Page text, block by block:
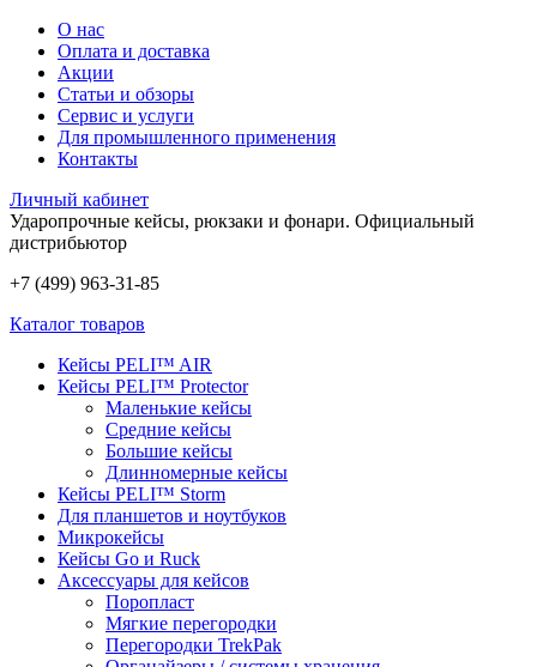
О нас
Оплата и доставка
Акции
Статьи и обзоры
Сервис и услуги
Для промышленного применения
Контакты
Личный кабинет
Ударопрочные кейсы, рюкзаки и фонари. Официальный
дистрибьютор
+7 (499) 963-31-85
Каталог товаров
Кейсы PELI™ AIR
Кейсы PELI™ Protector
Маленькие кейсы
Средние кейсы
Большие кейсы
Длинномерные кейсы
Кейсы PELI™ Storm
Для планшетов и ноутбуков
Микрокейсы
Кейсы Go и Ruck
Аксессуары для кейсов
Поропласт
Мягкие перегородки
Перегородки TrekPak